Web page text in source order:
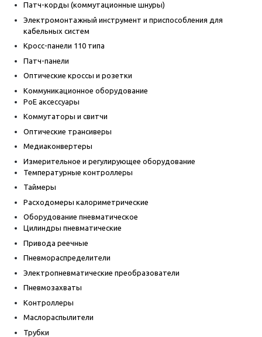
Патч-корды (коммутационные шнуры)
Электромонтажный инструмент и приспособления для
кабельных систем
Кросс-панели 110 типа
Патч-панели
Оптические кроссы и розетки
Коммуникационное оборудование
PoE аксессуары
Коммутаторы и свитчи
Оптические трансиверы
Медиаконвертеры
Измерительное и регулирующее оборудование
Температурные контроллеры
Таймеры
Расходомеры калориметрические
Оборудование пневматическое
Цилиндры пневматические
Привода реечные
Пневмораспределители
Электропневматические преобразователи
Пневмозахваты
Контроллеры
Маслораспылители
Трубки